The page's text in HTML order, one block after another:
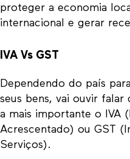
proteger a economia
internacional e gerar
IVA Vs GST
Dependendo do país
seus bens, vai ouvir
a mais importante o IVA
Acrescentado) ou GST
Serviços).